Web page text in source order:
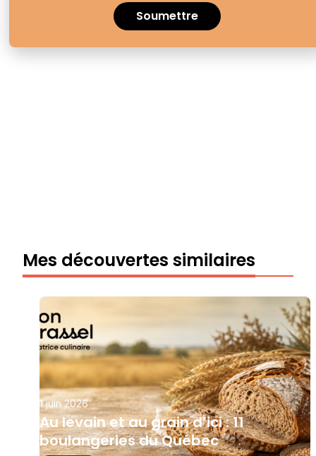
Publicité
Mes découvertes similaires
1 juin 2026
Au levain et au grain d’ici : 11
boulangeries du Québec
Soumettre